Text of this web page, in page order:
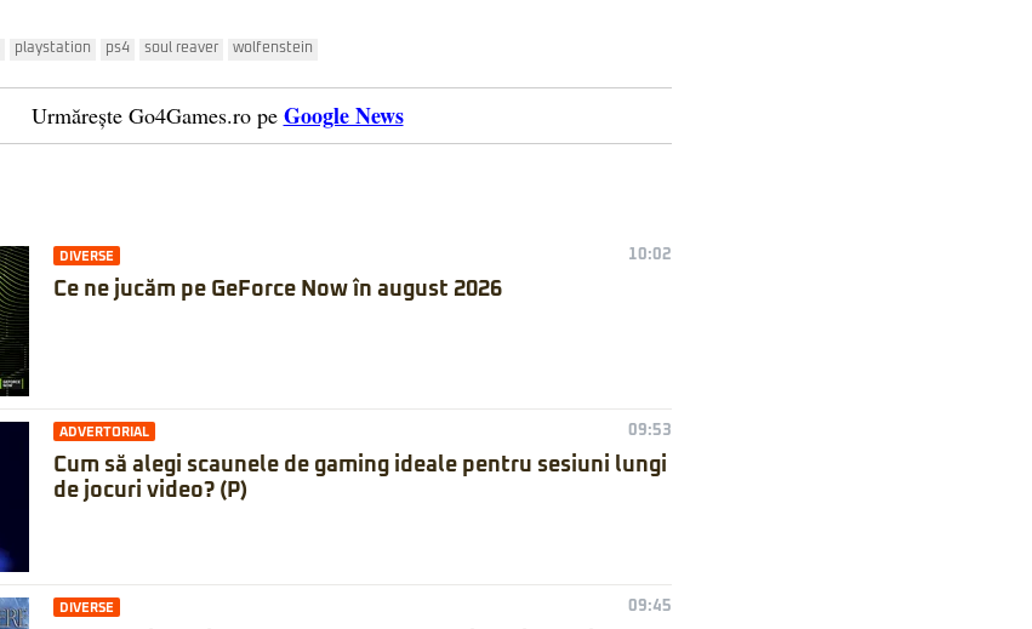
playstation ps4 soul reaver wolfenstein
Urmărește Go4Games.ro pe Google News
DIVERSE 10:02
Ce ne jucăm pe GeForce Now în august 2026
ADVERTORIAL 09:53
Cum să alegi scaunele de gaming ideale pentru sesiuni lungi
de jocuri video? (P)
DIVERSE 09:45